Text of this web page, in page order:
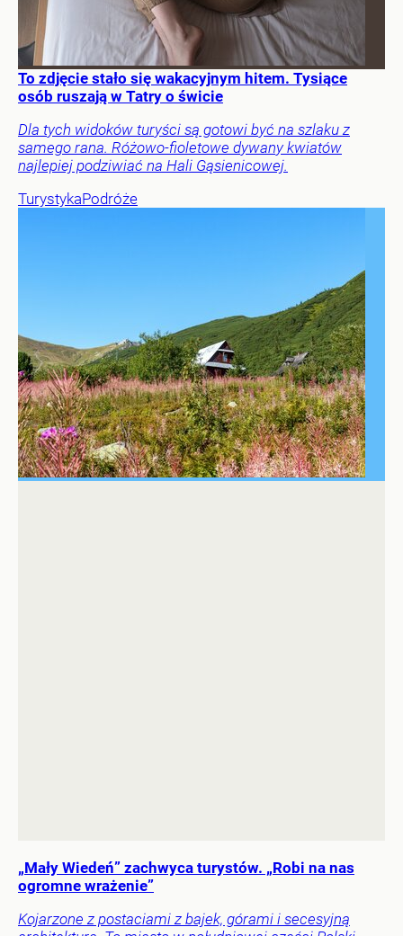
To zdjęcie stało się wakacyjnym hitem. Tysiące
osób ruszają w Tatry o świcie
Dla tych widoków turyści są gotowi być na szlaku z
samego rana. Różowo-fioletowe dywany kwiatów
najlepiej podziwiać na Hali Gąsienicowej.
TurystykaPodróże
„Mały Wiedeń” zachwyca turystów. „Robi na nas
ogromne wrażenie”
Kojarzone z postaciami z bajek, górami i secesyjną